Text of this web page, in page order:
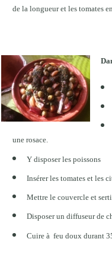
de la longueur et les tomates
une rosace.
Y disposer les poissons
Insérer les tomates et les
Mettre le couvercle et
Disposer un diffuseur de
Cuire à feu doux durant